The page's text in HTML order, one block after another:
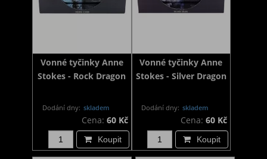
Vonné tyčinky Anne
Stokes - Rock Dragon
Dodání dny: skladem
Cena: 60 Kč
Koupit
Vonné tyčinky Anne
Stokes - Silver Dragon
Dodání dny: skladem
Cena:60 Kč
Koupit